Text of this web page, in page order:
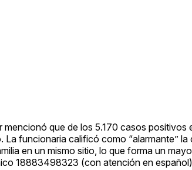
que de los 5.170 casos positivos
funcionaria calificó como “alarmante” la
en un mismo sitio, lo que forma un
18883498323 (con atención en